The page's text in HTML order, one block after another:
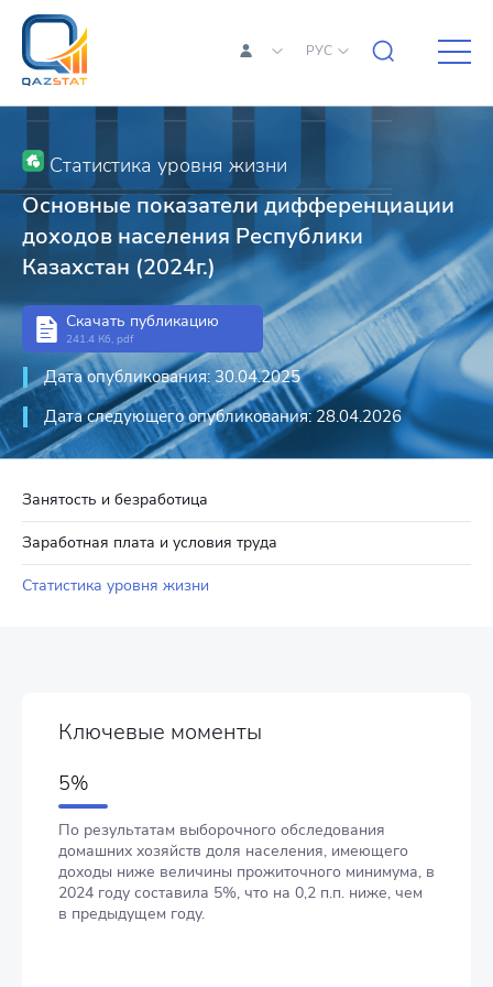
РУС
Занятость и безработица
Заработная плата и условия труда
Статистика уровня жизни
Статистика уровня жизни
Основные показатели дифференциации
доходов населения Республики
Казахстан (2024г.)
Скачать публикацию
241.4 Кб, pdf
Дата опубликования: 30.04.2025
Дата следующего опубликования: 28.04.2026
Ключевые моменты
5%
По результатам выборочного обследования
домашних хозяйств доля населения, имеющего
доходы ниже величины прожиточного минимума, в
2024 году составила 5%, что на 0,2 п.п. ниже, чем
в предыдущем году.